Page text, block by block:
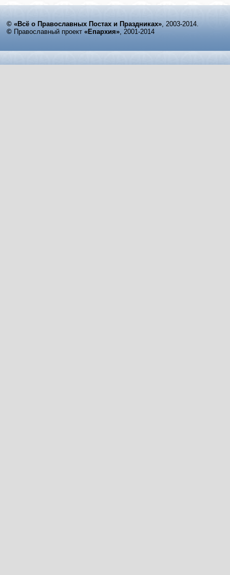
© «Всё о Православных Постах и Праздниках», 2003-2014.
© Православный проект «Епархия», 2001-2014